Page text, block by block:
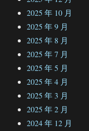
2025 年 10 月
2025 年 9 月
2025 年 8 月
2025 年 7 月
2025 年 5 月
2025 年 4 月
2025 年 3 月
2025 年 2 月
2024 年 12 月